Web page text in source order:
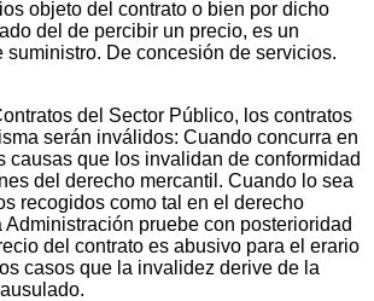
objeto del contrato o bien por dicho
del de percibir un precio, es un
suministro. De concesión de servicios.
del Sector Público, los contratos
serán inválidos: Cuando concurra en
causas que los invalidan de conformidad
del derecho mercantil. Cuando lo sea
recogidos como tal en el derecho
Administración pruebe con posterioridad
del contrato es abusivo para el erario
casos que la invalidez derive de la